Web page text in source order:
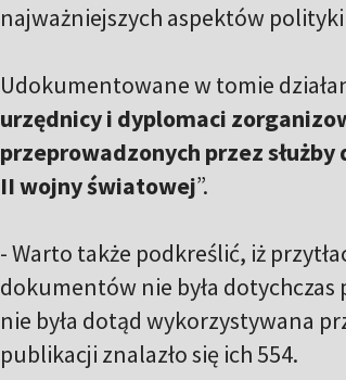
najważniejszych aspektów
Udokumentowane w tomie
urzędnicy i dyplomaci
przeprowadzonych przez
II wojny światowej”.
- Warto także podkreślić, iż
dokumentów nie była
nie była dotąd wykorzystywana
publikacji znalazło się ich 554.